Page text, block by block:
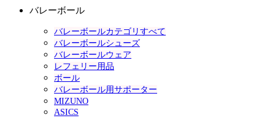
バレーボール
バレーボールカテゴリすべて
バレーボールシューズ
バレーボールウェア
レフェリー用品
ボール
バレーボール用サポーター
MIZUNO
ASICS